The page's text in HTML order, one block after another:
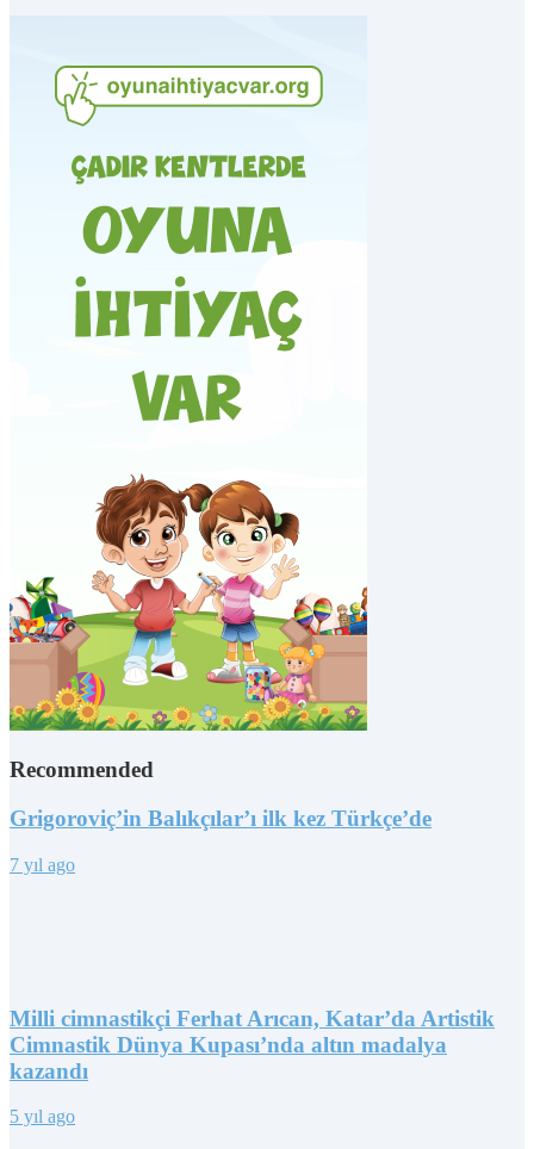
Recommended
Grigoroviç’in Balıkçılar’ı ilk kez Türkçe’de
7 yıl ago
Milli cimnastikçi Ferhat Arıcan, Katar’da Artistik
Cimnastik Dünya Kupası’nda altın madalya
kazandı
5 yıl ago